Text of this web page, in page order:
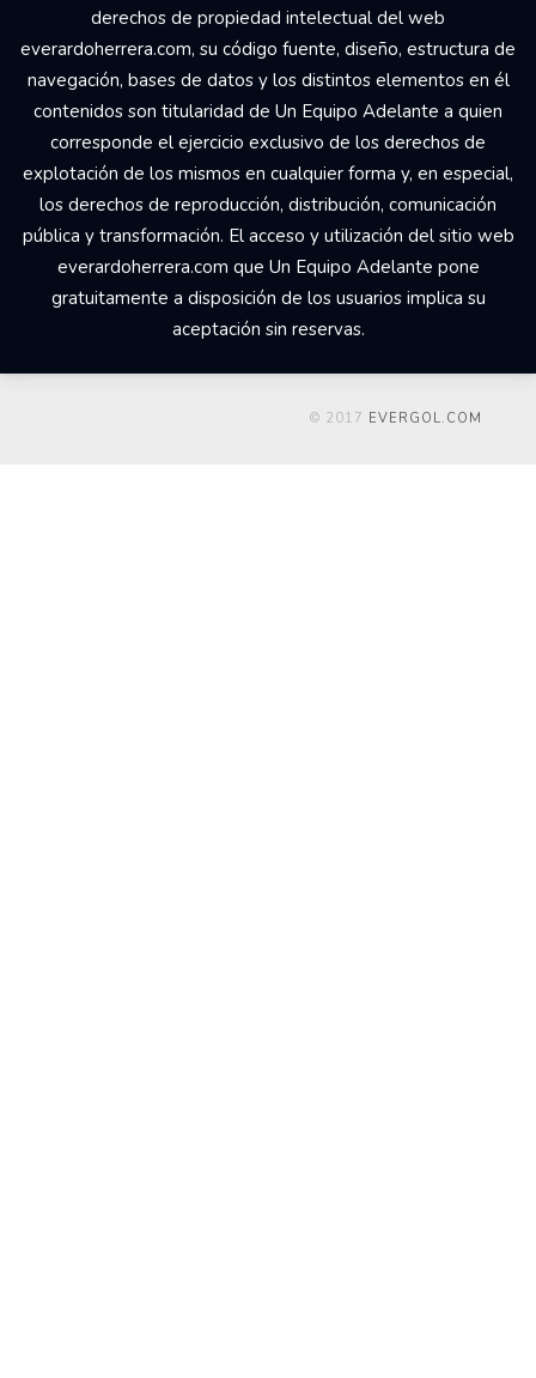
derechos de propiedad intelectual del web
everardoherrera.com, su código fuente, diseño, estructura de
navegación, bases de datos y los distintos elementos en él
contenidos son titularidad de Un Equipo Adelante a quien
corresponde el ejercicio exclusivo de los derechos de
explotación de los mismos en cualquier forma y, en especial,
los derechos de reproducción, distribución, comunicación
pública y transformación. El acceso y utilización del sitio web
everardoherrera.com que Un Equipo Adelante pone
gratuitamente a disposición de los usuarios implica su
aceptación sin reservas.
© 2017 EVERGOL.COM